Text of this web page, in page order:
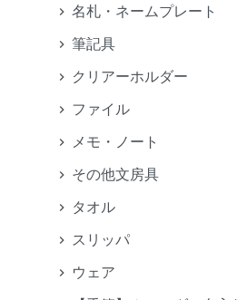
名札・ネームプレート
筆記具
クリアーホルダー
ファイル
メモ・ノート
その他文房具
タオル
スリッパ
ウェア